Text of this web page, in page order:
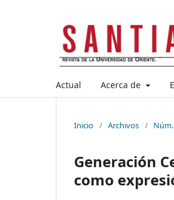
Actual Acerca de
Inicio / Archivos /
Generación
como